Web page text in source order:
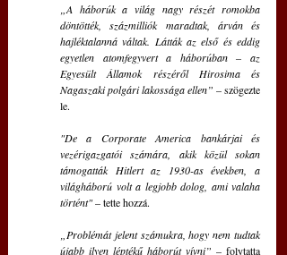
„A háborúk a világ nagy részét romokba
döntötték, százmilliók maradtak, árván és
hajléktalanná váltak. Látták az első és eddig
egyetlen atomfegyvert a háborúban – az
Egyesült Államok részéről Hirosima és
Nagaszaki polgári lakossága ellen” – szögezte
le.
"De a Corporate America bankárjai és
vezérigazgatói számára, akik közül sokan
támogatták Hitlert az 1930-as években, a
világháború volt a legjobb dolog, ami valaha
történt" – tette hozzá.
„Problémát jelent számukra, hogy nem tudtak
újabb ilyen léptékű háborút vívni” – folytatta